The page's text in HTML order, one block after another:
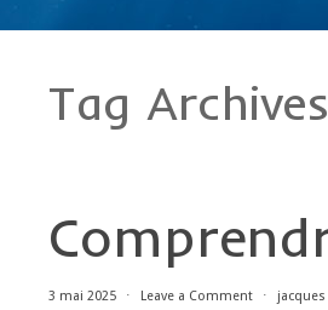
Tag
3 mai 2025 ⋅ Leave a Comment ⋅